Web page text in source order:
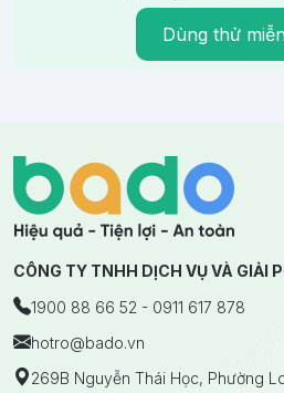
Dùng thử
CÔNG TY TNHH DỊCH VỤ VÀ GIẢI
1900 88 66 52 - 0911 617 878
hotro@bado.vn
269B Nguyễn Thái Học, Phường